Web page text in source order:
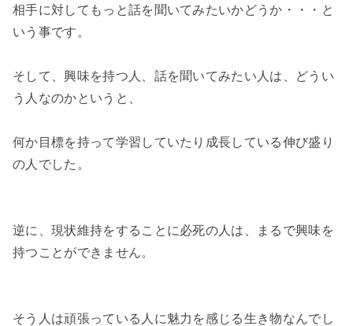
相手に対してもっと話を聞いてみたいかどうか・・・と
いう事です。
そして、興味を持つ人、話を聞いてみたい人は、どうい
う人なのかというと、
何か目標を持って学習していたり成長している伸び盛り
の人でした。
逆に、現状維持をすることに必死の人は、まるで興味を
持つことができません。
そう人は頑張っている人に魅力を感じる生き物なんでし